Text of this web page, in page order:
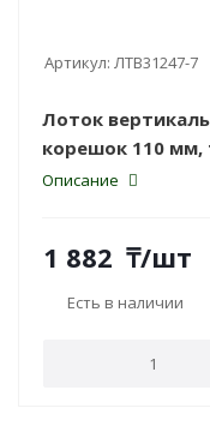
Артикул: ЛТВ31247-7
Лоток
корешок 110
Описание
1 882 ₸/шт
Есть в наличии